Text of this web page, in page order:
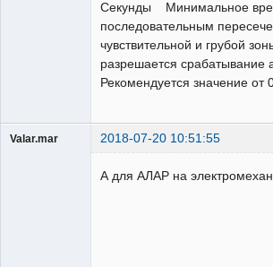
Секунды Минимальное
последовательным
чувствительной и грубой
разрешается срабатывание
Рекомендуется значение от
Valar.mar 2018-07-20 10:51:55
А для АЛАР на